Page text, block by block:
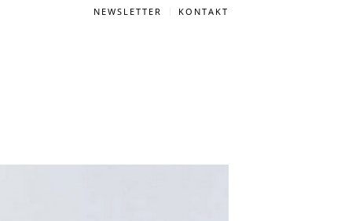
NEWSLETTER KONTAKT